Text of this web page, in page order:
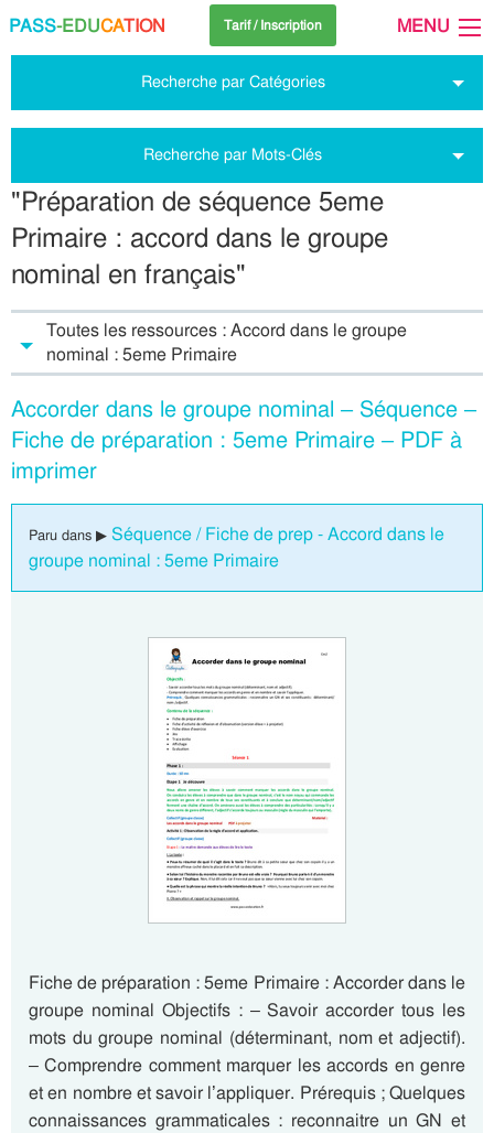
PASS-EDUCATION Tarif / Inscription MENU
Recherche par Catégories
Recherche par Mots-Clés
"Préparation de séquence 5eme
Primaire : accord dans le groupe
nominal en français"
Toutes les ressources : Accord dans le groupe
nominal : 5eme Primaire
Accorder dans le groupe nominal – Séquence –
Fiche de préparation : 5eme Primaire – PDF à
imprimer
Paru dans ▶ Séquence / Fiche de prep - Accord dans le
groupe nominal : 5eme Primaire
Fiche de préparation : 5eme Primaire : Accorder dans le
groupe nominal Objectifs : – Savoir accorder tous les
mots du groupe nominal (déterminant, nom et adjectif).
– Comprendre comment marquer les accords en genre
et en nombre et savoir l’appliquer. Prérequis ; Quelques
connaissances grammaticales : reconnaitre un GN et